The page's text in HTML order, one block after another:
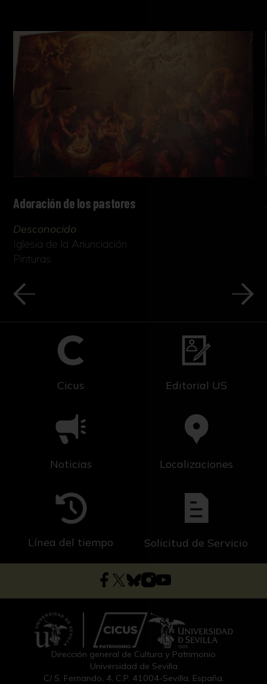
Adoración de los pastores
Desconocido
Iglesia de la Anunciación
Pinturas
Cicus Editorial US
Noticias Localizaciones
Línea del tiempo Solicitud de Servicio
Dirección general de Cultura y Patrimonio
Universidad de Sevilla
C/ S. Fernando, 4, C.P. 41004-Sevilla, España.